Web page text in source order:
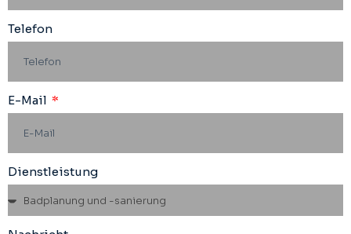
Telefon
E-Mail
Dienstleistung